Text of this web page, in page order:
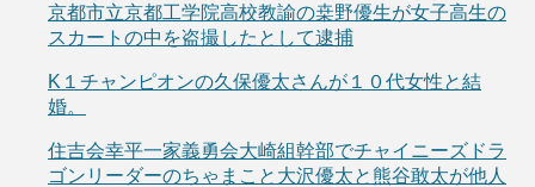
京都市立京都工学院高校教諭の桒野優生が女子高生の
スカートの中を盗撮したとして逮捕
K１チャンピオンの久保優太さんが１０代女性と結
婚。
住吉会幸平一家義勇会大崎組幹部でチャイニーズドラ
ゴンリーダーのちゃまこと大沢優太と熊谷敢太が他人